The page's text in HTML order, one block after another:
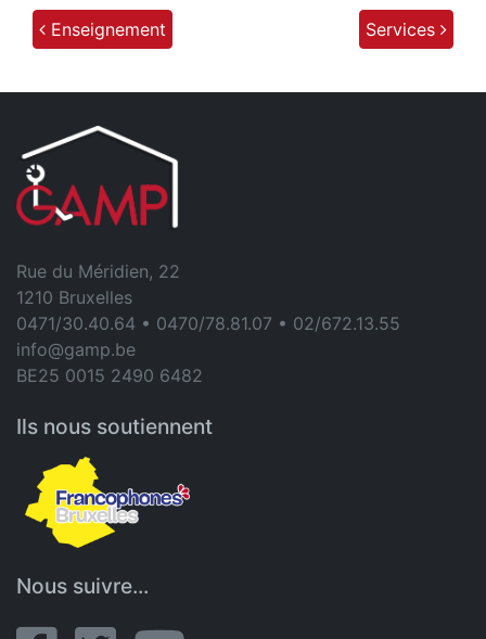
Enseignement Services
Rue du Méridien, 22
1210 Bruxelles
0471/30.40.64 • 0470/78.81.07 • 02/672.13.55
info@gamp.be
BE25 0015 2490 6482
Ils nous soutiennent
Nous suivre...